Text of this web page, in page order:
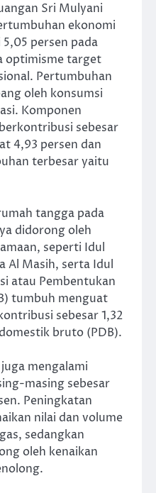
Sri Mulyani
ekonomi
persen pada
optimisme target
Pertumbuhan
oleh konsumsi
Komponen
sebesar
4,93 persen dan
terbesar yaitu
tangga pada
didorong oleh
seperti Idul
Al Masih, serta Idul
atau Pembentukan
tumbuh menguat
sebesar 1,32
bruto (PDB).
mengalami
masing sebesar
Peningkatan
nilai dan volume
sedangkan
oleh kenaikan